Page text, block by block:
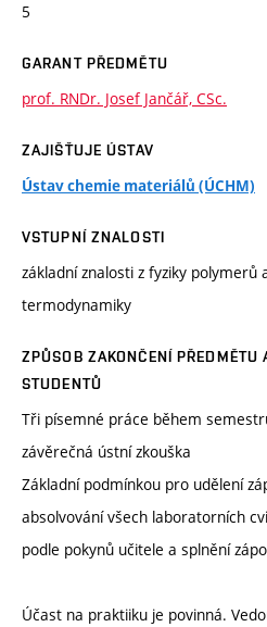
5
GARANT PŘEDMĚTU
prof. RNDr. Josef Jančář, CSc.
ZAJIŠŤUJE ÚSTAV
Ústav chemie materiálů (ÚCHM)
VSTUPNÍ ZNALOSTI
základní znalosti z fyziky polymerů
termodynamiky
ZPŮSOB ZAKONČENÍ PŘEDMĚTU
STUDENTŮ
Tři písemné práce během
závěrečná ústní zkouška
Základní podmínkou pro udělení
absolvování všech laboratorních
podle pokynů učitele a splnění
Účast na praktiiku je povinná.